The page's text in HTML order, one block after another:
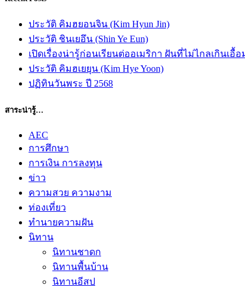
ประวัติ คิมฮยอนจิน (Kim Hyun Jin)
ประวัติ ชินเยอึน (Shin Ye Eun)
เปิดเรื่องน่ารู้ก่อนเรียนต่ออเมริกา ฝันที่ไม่ไกลเกินเอื้อ
ประวัติ คิมฮเยยุน (Kim Hye Yoon)
ปฏิทินวันพระ ปี 2568
สาระน่ารู้…
AEC
การศึกษา
การเงิน การลงทุน
ข่าว
ความสวย ความงาม
ท่องเที่ยว
ทํานายความฝัน
นิทาน
นิทานชาดก
นิทานพื้นบ้าน
นิทานอีสป